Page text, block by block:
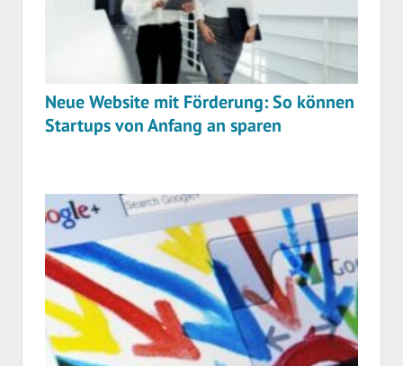
Neue Website mit Förderung: So können
Startups von Anfang an sparen